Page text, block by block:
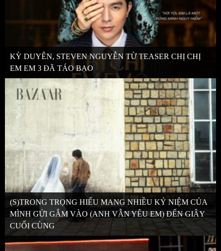
KỲ DUYÊN, STEVEN NGUYỄN TỪ TEASER CHỊ CHỊ
EM EM 3 ĐÃ TÁO BẠO
(S)TRONG TRỌNG HIẾU MANG NHIỀU KỶ NIỆM CỦA
MÌNH GỬI GẮM VÀO (ANH VẪN YÊU EM) ĐẾN GIÂY
CUỐI CÙNG